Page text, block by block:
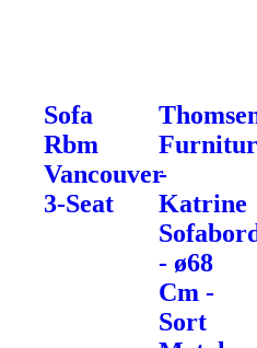
Sofa
Rbm
Vancouver
3-Seat
-
Katrine
- ø68
Cm -
Sort